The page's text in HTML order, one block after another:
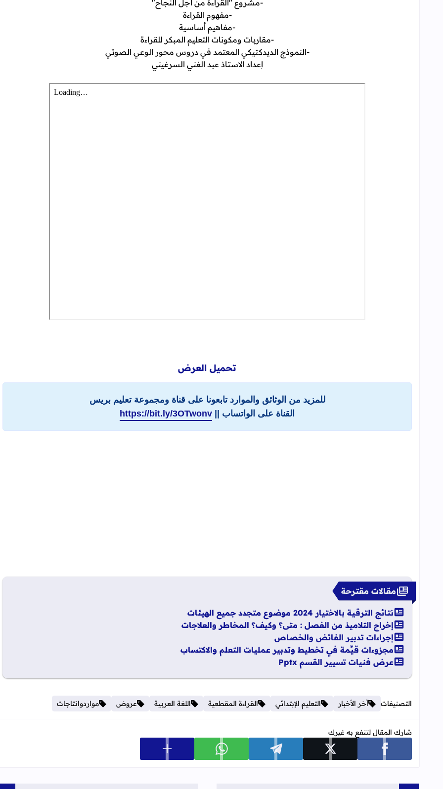
-مشروع "القراءة من اجل النجاح"
-مفهوم القراءة
-مفاهيم أساسية
-مقاربات ومكونات التعليم المبكر للقراءة
-النموذج الديدكتيكي المعتمد في دروس محور الوعي الصوتي
إعداد الاستاذ عبد الغني السرغيني
تحميل العرض
للمزيد من الوثائق والموارد تابعونا على قناة ومجموعة تعليم بريس
القناة على الواتساب || https://bit.ly/3OTwonv
مقالات مقترحة
نتائج الترقية بالاختيار 2024 موضوع متجدد جميع الهيئات
إخراج التلاميذ من الفصل : متى؟ وكيف؟ المخاطر والعلاجات
إجراءات تدبير الفائض والخصاص
مجزوءات قيِّمة في تخطيط وتدبير عمليات التعلم والاكتساب
عرض فنيات تسيير القسم Pptx
التصنيفات آخر الأخبار التعليم الإبتدائي القراءة المقطعية اللغة العربية عروض مواردوانتاجات
شارك المقال لتنفع به غيرك
شارك على facebook شارك على x شارك على telegram شارك على whatsapp عرض المزيد من خيارات المشاركة